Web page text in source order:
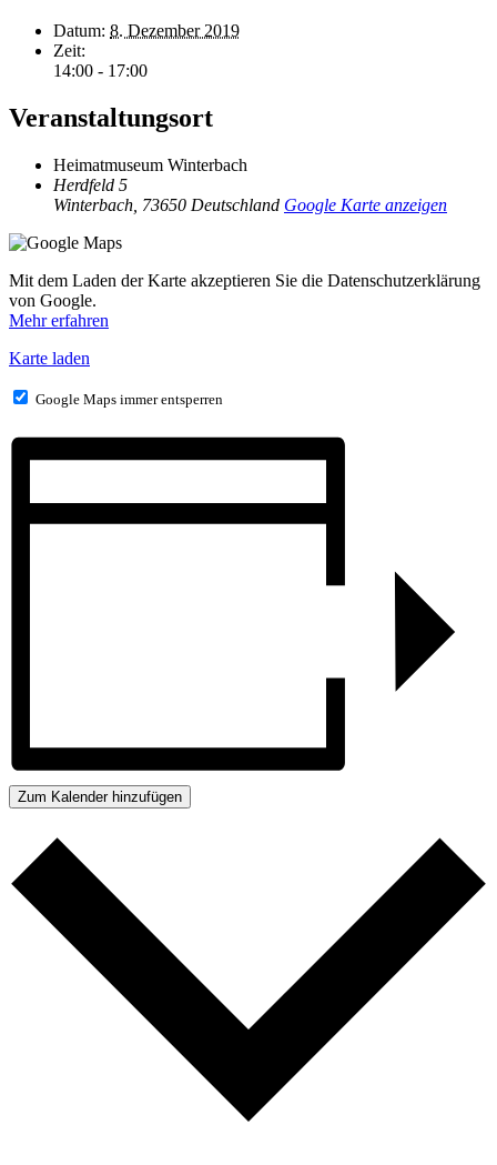
Datum: 8. Dezember 2019
Zeit:
14:00 - 17:00
Veranstaltungsort
Heimatmuseum Winterbach
Herdfeld 5
Winterbach 73650 Deutschland Google Karte anzeigen
Mit dem Laden der Karte akzeptieren Sie die Datenschutzerklärung
von Google.
Mehr erfahren
Karte laden
Google Maps immer entsperren
Zum Kalender hinzufügen